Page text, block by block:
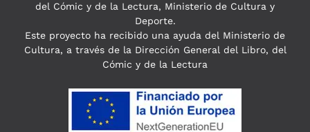
del Cómic y de la Lectura, Ministerio de Cultura y
Deporte.
Este proyecto ha recibido una ayuda del Ministerio de
Cultura, a través de la Dirección General del Libro, del
Cómic y de la Lectura